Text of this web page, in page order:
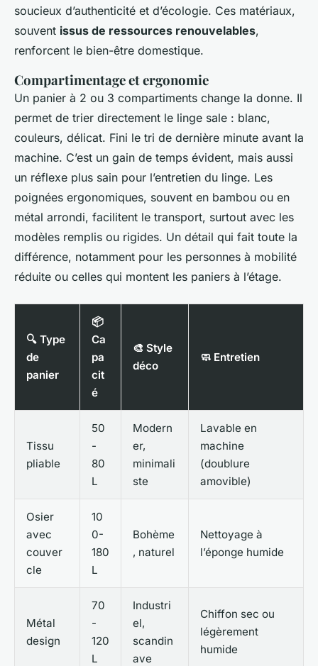
soucieux d’authenticité et d’écologie. Ces matériaux,
souvent issus de ressources renouvelables,
renforcent le bien-être domestique.
Compartimentage et ergonomie
Un panier à 2 ou 3 compartiments change la donne. Il
permet de trier directement le linge sale : blanc,
couleurs, délicat. Fini le tri de dernière minute avant la
machine. C’est un gain de temps évident, mais aussi
un réflexe plus sain pour l’entretien du linge. Les
poignées ergonomiques, souvent en bambou ou en
métal arrondi, facilitent le transport, surtout avec les
modèles remplis ou rigides. Un détail qui fait toute la
différence, notamment pour les personnes à mobilité
réduite ou celles qui montent les paniers à l’étage.
🔍 Type
de
panier
📦
Ca
pa
cit
é
🎨 Style
déco
🧼 Entretien
Tissu
pliable
50
-
80
L
Modern
er,
minimali
ste
Lavable en
machine
(doublure
amovible)
Osier
avec
couver
cle
10
0-
180
L
Bohème
, naturel
Nettoyage à
l’éponge humide
Métal
design
70
-
120
L
Industri
el,
scandin
ave
Chiffon sec ou
légèrement
humide